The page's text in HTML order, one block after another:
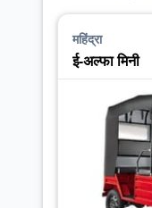
महिंद्रा
ई-अल्फा मिनी